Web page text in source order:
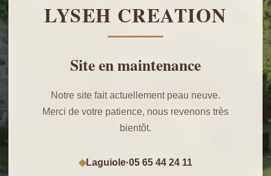
LYSEH CREATION
Site en maintenance
Notre site fait actuellement peau neuve.
Merci de votre patience, nous revenons très
bientôt.
◆Laguiole·05 65 44 24 11